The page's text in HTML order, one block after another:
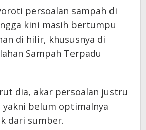
persoalan sampah di
kini masih bertumpu
di hilir, khususnya di
Sampah Terpadu
dia, akar persoalan justru
yakni belum optimalnya
dari sumber.